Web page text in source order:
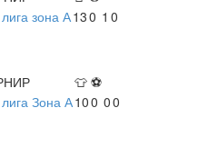
зона А130 1 0
👕 ⚽
Зона А100 00